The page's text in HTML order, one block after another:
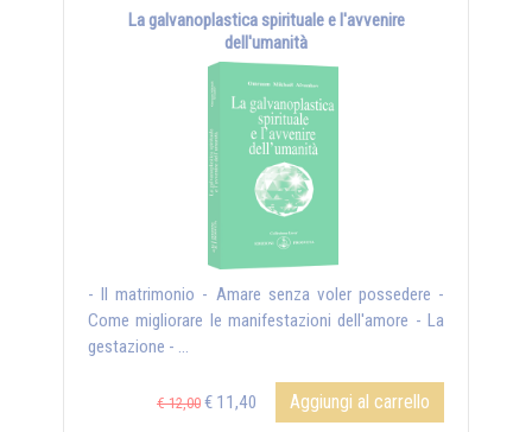
La galvanoplastica spirituale e l'avvenire
dell'umanità
- Il matrimonio - Amare senza voler possedere -
Come migliorare le manifestazioni dell'amore - La
gestazione - ...
€ 12,00 € 11,40 Aggiungi al carrello